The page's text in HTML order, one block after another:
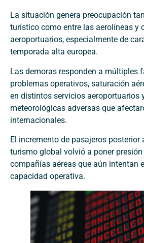
La situación genera preocupación
turístico como entre las aerolíneas y
aeroportuarios, especialmente de
temporada alta europea.
Las demoras responden a múltiples
problemas operativos, saturación
en distintos servicios aeroportuarios
meteorológicas adversas que
internacionales.
El incremento de pasajeros posterior
turismo global volvió a poner
compañías aéreas que aún intentan
capacidad operativa.